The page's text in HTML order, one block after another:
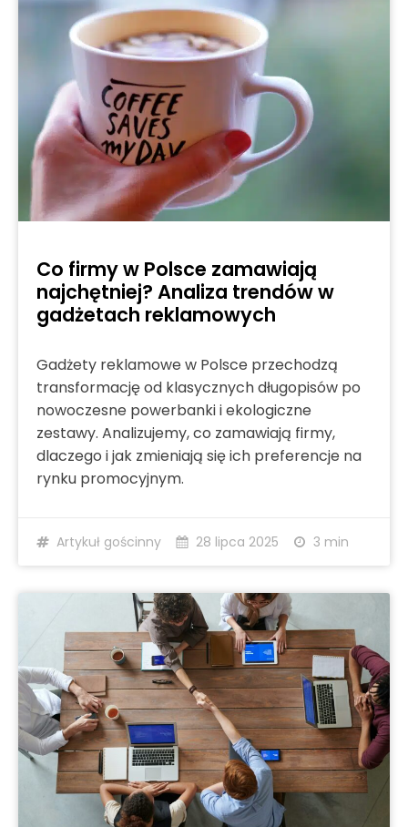
Co firmy w Polsce zamawiają
najchętniej? Analiza trendów w
gadżetach reklamowych
Gadżety reklamowe w Polsce przechodzą
transformację od klasycznych długopisów po
nowoczesne powerbanki i ekologiczne
zestawy. Analizujemy, co zamawiają firmy,
dlaczego i jak zmieniają się ich preferencje na
rynku promocyjnym.
Artykuł gościnny 28 lipca 2025 3 min